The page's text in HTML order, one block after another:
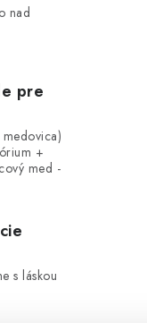
nad
pre
+
med -
s láskou